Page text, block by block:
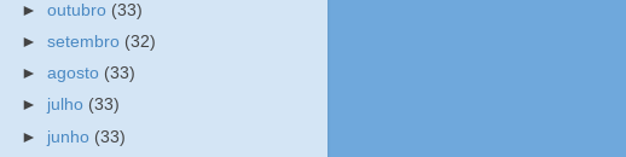
►outubro (33)
►setembro (32)
►agosto (33)
► julho (33)
► junho (33)